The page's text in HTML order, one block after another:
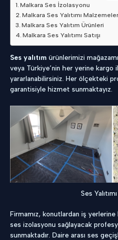
Malkara Ses İzolasyonu
Malkara Ses Yalıtımı
Malkara Ses Yalıtım Ürünleri
Malkara Ses Yalıtımı Satışı
Ses yalıtım ürünlerimizi
veya Türkiye’nin her yerine
yararlanabilirsiniz. Her ölçekteki
garantisiyle hizmet sunmaktayız.
Ses
Firmamız, konutlardan iş
ses izolasyonu sağlayacak
sunmaktadır. Daire arası ses